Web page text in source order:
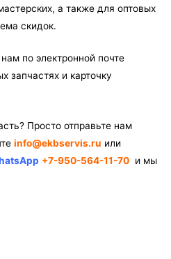
а также для оптовых
скидок.
по электронной почте
запчастях и карточку
Просто отправьте нам
info@ekbservis.ru или
+7-950-564-11-70 и мы